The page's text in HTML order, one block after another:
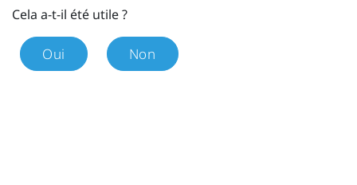
Cela a-t-il été utile ?
Oui Non